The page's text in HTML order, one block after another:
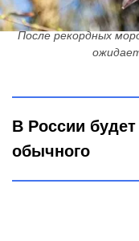
После рекордных
В России
обычного